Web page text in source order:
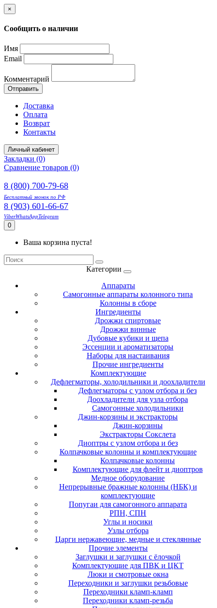
×
Сообщить о наличии
Имя
Email
Комментарий
Отправить
Доставка
Оплата
Возврат
Контакты
Личный кабинет
Закладки (0)
Сравнение товаров (0)
8 (800) 700-79-68
Бесплатный звонок по РФ
8 (903) 601-66-67
ViberWhatsAppTelegram
0
Ваша корзина пуста!
Категории
Аппараты
Самогонные аппараты колонного типа
Колонны в сборе
Ингредиенты
Дрожжи спиртовые
Дрожжи винные
Дубовые кубики и щепа
Эссенции и ароматизаторы
Наборы для настаивания
Прочие ингредиенты
Комплектующие
Дефлегматоры, холодильники и доохладители
Дефлегматоры с узлом отбора и без
Доохладители для узла отбора
Самогонные холодильники
Джин-корзины и экстракторы
Джин-корзины
Экстракторы Сокслета
Диоптры с узлом отбора и без
Колпачковые колонны и комплектующие
Колпачковые колонны
Комплектующие для флейт и диоптров
Медное оборудование
Непрерывные бражные колонны (НБК) и
комплектующие
Попугаи для самогонного аппарата
РПН, СПН
Углы и носики
Узлы отбора
Царги нержавеющие, медные и стеклянные
Прочие элементы
Заглушки и заглушки с ёлочкой
Комплектующие для ПВК и ЦКТ
Люки и смотровые окна
Переходники и заглушки резьбовые
Переходники кламп-кламп
Переходники кламп-резьба